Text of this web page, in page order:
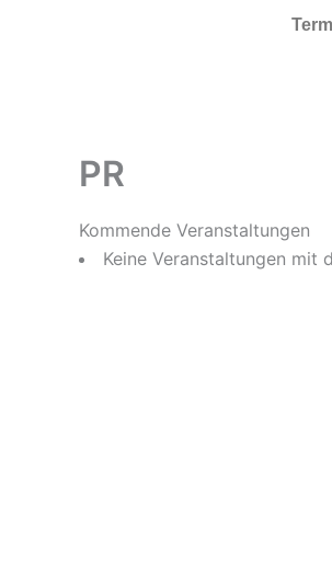
PR
Kommende Veranstaltungen
Keine Veranstaltungen mit